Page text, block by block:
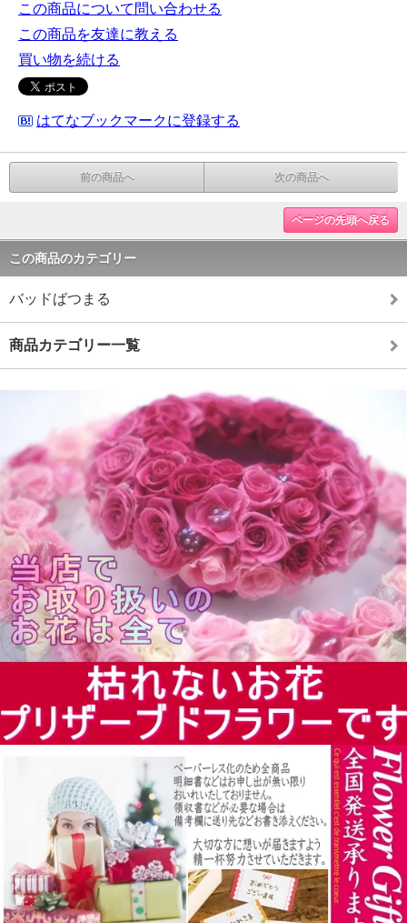
この商品について問い合わせる
この商品を友達に教える
買い物を続ける
はてなブックマークに登録する
前の商品へ 次の商品へ
ページの先頭へ戻る
この商品のカテゴリー
バッドばつまる
商品カテゴリー一覧